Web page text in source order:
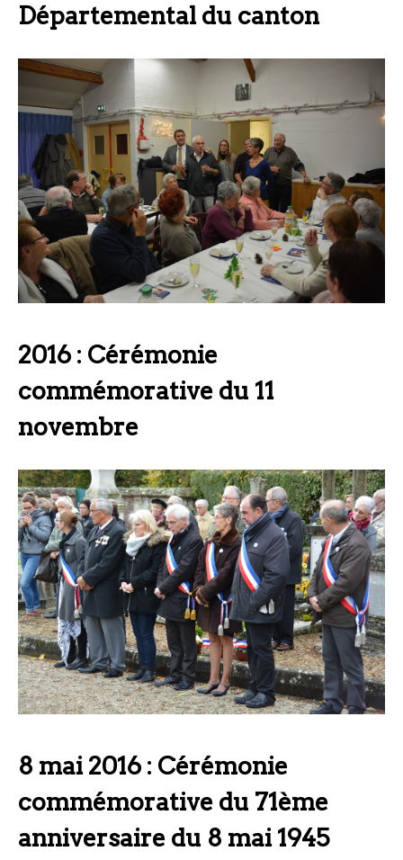
Départemental du canton
2016 : Cérémonie
commémorative du 11
novembre
8 mai 2016 : Cérémonie
commémorative du 71ème
anniversaire du 8 mai 1945